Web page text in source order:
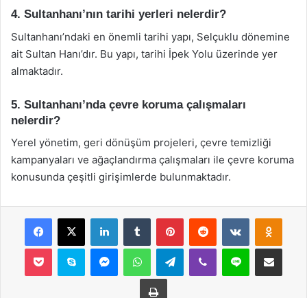
4. Sultanhanı’nın tarihi yerleri nelerdir?
Sultanhanı’ndaki en önemli tarihi yapı, Selçuklu dönemine
ait Sultan Hanı’dır. Bu yapı, tarihi İpek Yolu üzerinde yer
almaktadır.
5. Sultanhanı’nda çevre koruma çalışmaları
nelerdir?
Yerel yönetim, geri dönüşüm projeleri, çevre temizliği
kampanyaları ve ağaçlandırma çalışmaları ile çevre koruma
konusunda çeşitli girişimlerde bulunmaktadır.
Facebook
X LinkedInTumblr PinterestReddit VKontakte
Pocket Skype MessengerWhatsAppTelegramViber Line E-Posta ile
Yazdır